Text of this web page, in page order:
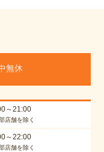
無休
～21:00
店舗を除く
～22:00
店舗を除く